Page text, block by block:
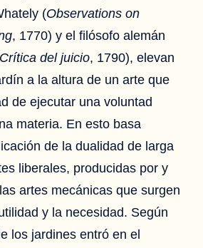
(Observations on
, 1770) y el filósofo alemán
Crítica del juicio, 1790), elevan
a la altura de un arte que
de ejecutar una voluntad
materia. En esto basa
de la dualidad de larga
liberales, producidas por y
artes mecánicas que surgen
y la necesidad. Según
los jardines entró en el